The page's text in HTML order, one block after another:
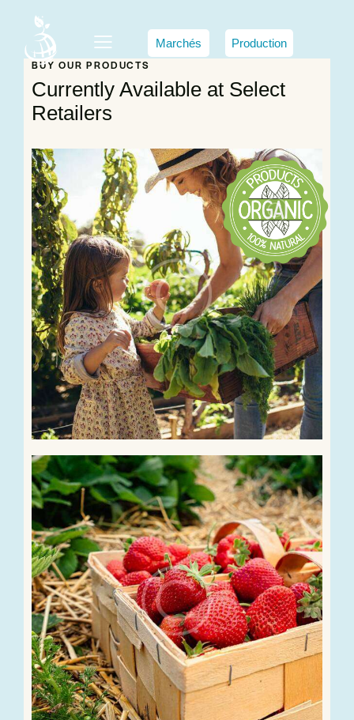
Marchés Production
BUY OUR PRODUCTS
Currently Available at Select
Retailers